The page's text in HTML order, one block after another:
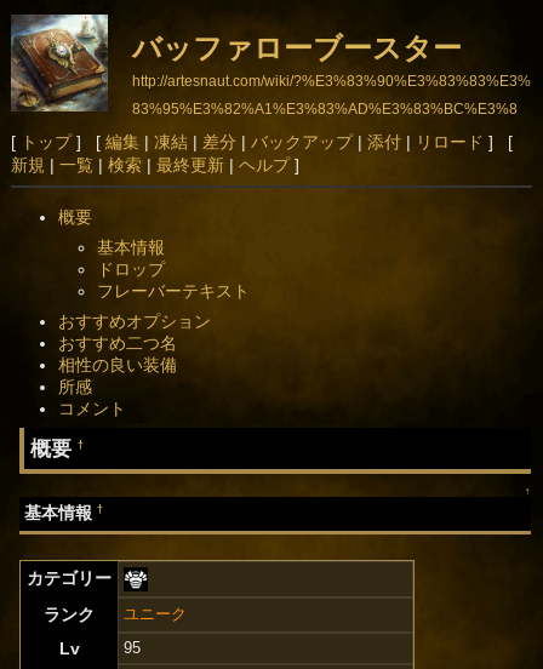
バッファローブースター
http://artesnaut.com/wiki/?%E3%83%90%E3%83%83%E3%
83%95%E3%82%A1%E3%83%AD%E3%83%BC%E3%8
3%96%E3%83%BC%E3%82%B9%E3%82%BF%E3%83%
BC
[ トップ] [ 編集| 凍結| 差分 | バックアップ| 添付| リロード ] [
新規 | 一覧 | 検索| 最終更新| ヘルプ]
概要
基本情報
ドロップ
フレーバーテキスト
おすすめオプション
おすすめ二つ名
相性の良い装備
所感
コメント
概要†
↑
基本情報†
カテゴリー
ランク
ユニーク
Lv 95